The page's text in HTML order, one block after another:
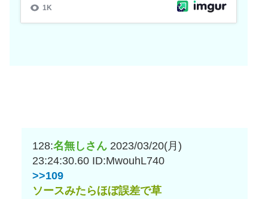
128:名無しさん 2023/03/20(月)
23:24:30.60 ID:MwouhL740
>>109
ソースみたらほぼ誤差で草